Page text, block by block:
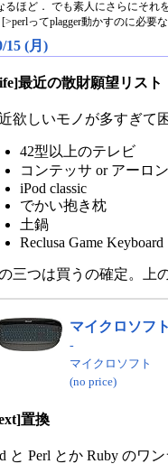
るほど． でも素人にさらにそれ
[>perlってplagger動かすのに必要
15 (月)
最近の散財願望リスト
欲しいモノが多すぎて困
42型以上のテレビ
コンテッサ or アーロ
iPod classic
でかい抱き枕
土鍋
Reclusa Game Keyboard
三つは買うの確定。上
マイクロソフ
-
マイクロソフト
(no price)
置換
と Perl とか Ruby のワ